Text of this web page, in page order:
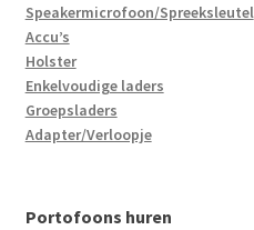
Speakermicrofoon/Spreeksleutel
Accu’s
Holster
Enkelvoudige laders
Groepsladers
Adapter/Verloopje
Portofoons huren